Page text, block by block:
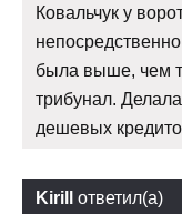
Ковальчук у
была выше, чем
трибунал.
дешевых
Kirill ответил(а)